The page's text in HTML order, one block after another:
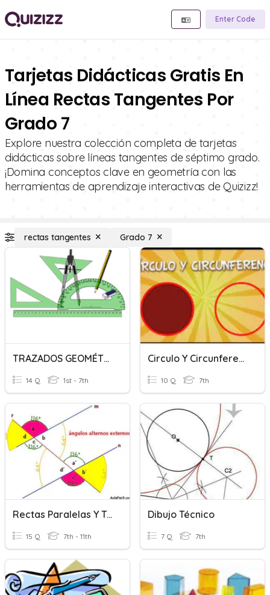
Enter Code
Tarjetas Didácticas Gratis En
Línea Rectas Tangentes Por
Grado 7
Explore nuestra colección completa de tarjetas
didácticas sobre líneas tangentes de séptimo grado.
¡Domina conceptos clave en geometría con las
herramientas de aprendizaje interactivas de Quizizz!
rectas tangentes Grado 7
TRAZADOS GEOMÉTRICOS BÁSICOS
14 Q 1st - 7th
Circulo Y Circunferencia
10 Q 7th
Rectas Paralelas Y Tranasversales
15 Q 7th - 11th
Dibujo Técnico
7 Q 7th